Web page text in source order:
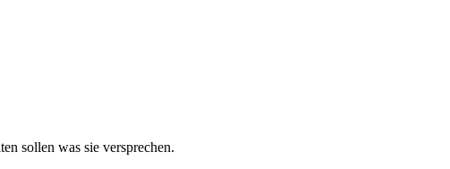
sollen was sie versprechen.